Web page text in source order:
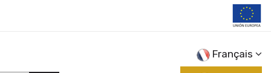
Français